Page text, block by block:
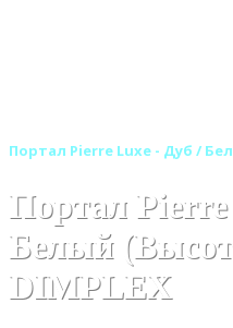
Портал Pierre Luxe - Дуб /
Портал
Белый
DIMPLEX